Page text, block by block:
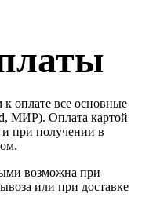
оплате все основные
МИР). Оплата картой
и при получении в
возможна при
или при доставке